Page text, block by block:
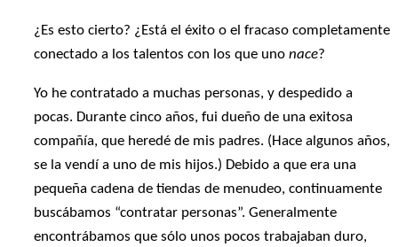
¿Es esto cierto? ¿Está el éxito o el fracaso completamente
conectado a los talentos con los que unonace?
Yo he contratado a muchas personas, y despedido a
pocas. Durante cinco años, fui dueño de una exitosa
compañía, que heredé de mis padres. (Hace algunos años,
se la vendí a uno de mis hijos.) Debido a que era una
pequeña cadena de tiendas de menudeo, continuamente
buscábamos “contratar personas”. Generalmente
encontrábamos que sólo unos pocos trabajaban duro,